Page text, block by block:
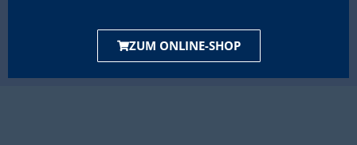
ZUM ONLINE-SHOP